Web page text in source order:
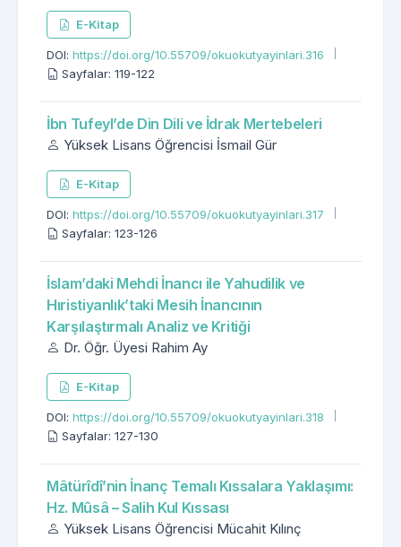
E-Kitap
DOI: https://doi.org/10.55709/okuokutyayinlari.316
Sayfalar: 119-122
İbn Tufeyl’de Din Dili ve İdrak Mertebeleri
Yüksek Lisans Öğrencisi İsmail Gür
E-Kitap
DOI: https://doi.org/10.55709/okuokutyayinlari.317
Sayfalar: 123-126
İslam’daki Mehdi İnancı ile Yahudilik ve
Hıristiyanlık’taki Mesih İnancının
Karşılaştırmalı Analiz ve Kritiği
Dr. Öğr. Üyesi Rahim Ay
E-Kitap
DOI: https://doi.org/10.55709/okuokutyayinlari.318
Sayfalar: 127-130
Mâtürîdî’nin İnanç Temalı Kıssalara Yaklaşımı:
Hz. Mûsâ – Salih Kul Kıssası
Yüksek Lisans Öğrencisi Mücahit Kılınç